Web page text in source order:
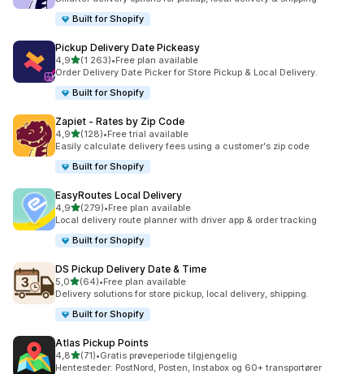
Built for Shopify
Pickup Delivery Date Pickeasy
4,9av 5 stjerner
(1 263)
Totalt 1263 omtaler
•Free plan available
Order Delivery Date Picker for Store Pickup & Local Delivery.
Built for Shopify
Zapiet ‑ Rates by Zip Code
4,9av 5 stjerner
(128)
Totalt 128 omtaler
•Free trial available
Easily calculate delivery fees using a customer's zip code
Built for Shopify
EasyRoutes Local Delivery
4,9av 5 stjerner
(279)
Totalt 279 omtaler
•Free plan available
Local delivery route planner with driver app & order tracking
Built for Shopify
DS Pickup Delivery Date & Time
5,0av 5 stjerner
(64)
Totalt 64 omtaler
•Free plan available
Delivery solutions for store pickup, local delivery, shipping.
Built for Shopify
Atlas Pickup Points
4,8av 5 stjerner
(71)
Totalt 71 omtaler
•Gratis prøveperiode tilgjengelig
Hentesteder: PostNord, Posten, Instabox og 60+ transportører